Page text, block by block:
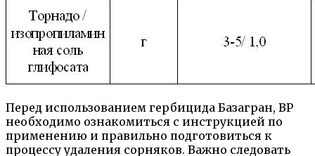
Перед использованием гербицида Базагран, ВР
необходимо ознакомиться с инструкцией по
применению и правильно подготовиться к
процессу удаления сорняков. Важно следовать